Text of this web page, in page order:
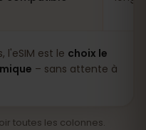
l'eSIM est le choix le
– sans attente à
toutes les colonnes.